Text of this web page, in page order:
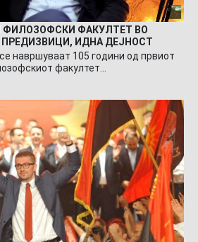
ФИЛОЗОФСКИ ФАКУЛТЕТ ВО
ИДНА ДЕЈНОСТ
навршуваат 105 години од првиот
факултет…